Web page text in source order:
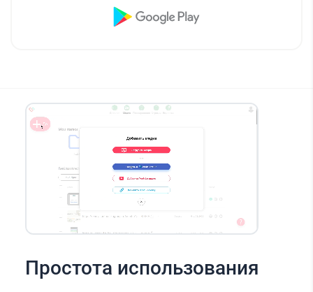
Простота использования